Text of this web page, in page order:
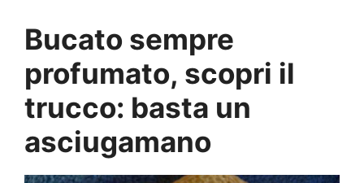
Bucato sempre
profumato, scopri il
trucco: basta un
asciugamano